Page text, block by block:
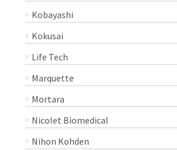
Kobayashi
Kokusai
Life Tech
Marquette
Mortara
Nicolet Biomedical
Nihon Kohden